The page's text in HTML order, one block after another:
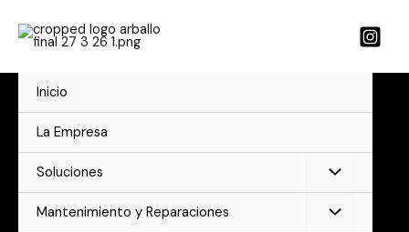
Inicio
La Empresa
Soluciones
Mantenimiento y Reparaciones